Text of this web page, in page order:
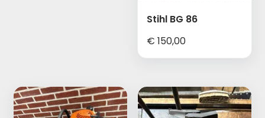
Stihl BG 86
€ 150,00